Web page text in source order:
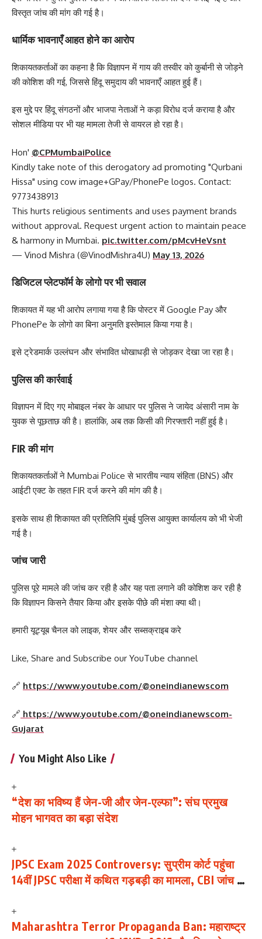
विस्तृत जांच की मांग की गई है।
धार्मिक भावनाएँ आहत होने का आरोप
शिकायतकर्ताओं का कहना है कि विज्ञापन में गाय की तस्वीर को कुर्बानी से जोड़ने
की कोशिश की गई, जिससे हिंदू समुदाय की भावनाएँ आहत हुई हैं।
इस मुद्दे पर हिंदू संगठनों और भाजपा नेताओं ने कड़ा विरोध दर्ज कराया है और
सोशल मीडिया पर भी यह मामला तेजी से वायरल हो रहा है।
Hon' @CPMumbaiPolice
Kindly take note of this derogatory ad promoting "Qurbani
Hissa" using cow image+GPay/PhonePe logos. Contact:
9773438913
This hurts religious sentiments and uses payment brands
without approval. Request urgent action to maintain peace
& harmony in Mumbai. pic.twitter.com/pMcvHeVsnt
— Vinod Mishra (@VinodMishra4U) May 13, 2026
डिजिटल प्लेटफॉर्म के लोगो पर भी सवाल
शिकायत में यह भी आरोप लगाया गया है कि पोस्टर में Google Pay और
PhonePe के लोगो का बिना अनुमति इस्तेमाल किया गया है।
इसे ट्रेडमार्क उल्लंघन और संभावित धोखाधड़ी से जोड़कर देखा जा रहा है।
पुलिस की कार्रवाई
विज्ञापन में दिए गए मोबाइल नंबर के आधार पर पुलिस ने जायेद अंसारी नाम के
युवक से पूछताछ की है। हालांकि, अब तक किसी की गिरफ्तारी नहीं हुई है।
FIR की मांग
शिकायतकर्ताओं ने Mumbai Police से भारतीय न्याय संहिता (BNS) और
आईटी एक्ट के तहत FIR दर्ज करने की मांग की है।
इसके साथ ही शिकायत की प्रतिलिपि मुंबई पुलिस आयुक्त कार्यालय को भी भेजी
गई है।
जांच जारी
पुलिस पूरे मामले की जांच कर रही है और यह पता लगाने की कोशिश कर रही है
कि विज्ञापन किसने तैयार किया और इसके पीछे की मंशा क्या थी।
हमारी यूट्यूब चैनल को लाइक, शेयर और सब्सक्राइब करे
Like, Share and Subscribe our YouTube channel
🔗 https://www.youtube.com/@oneindianewscom
🔗 https://www.youtube.com/@oneindianewscom-
Gujarat
You Might Also Like
“देश का भविष्य हैं जेन-जी और जेन-एल्फा”: संघ प्रमुख
मोहन भागवत का बड़ा संदेश
JPSC Exam 2025 Controversy: सुप्रीम कोर्ट पहुंचा
14वीं JPSC परीक्षा में कथित गड़बड़ी का मामला, CBI जांच की
Maharashtra Terror Propaganda Ban: महाराष्ट्र